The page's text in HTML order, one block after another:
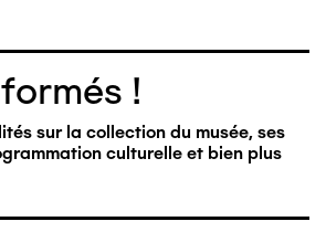
!
sur la collection du musée, ses
culturelle et bien plus